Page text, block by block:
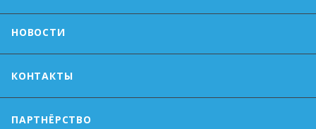
НОВОСТИ
КОНТАКТЫ
ПАРТНЁРСТВО